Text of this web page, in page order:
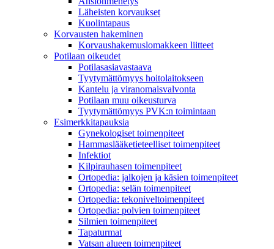
Läheisten korvaukset
Kuolintapaus
Korvausten hakeminen
Korvaushakemuslomakkeen liitteet
Potilaan oikeudet
Potilasasiavastaava
Tyytymättömyys hoitolaitokseen
Kantelu ja viranomaisvalvonta
Potilaan muu oikeusturva
Tyytymättömyys PVK:n toimintaan
Esimerkkitapauksia
Gynekologiset toimenpiteet
Hammaslääketieteelliset toimenpiteet
Infektiot
Kilpirauhasen toimenpiteet
Ortopedia: jalkojen ja käsien toimenpiteet
Ortopedia: selän toimenpiteet
Ortopedia: tekoniveltoimenpiteet
Ortopedia: polvien toimenpiteet
Silmien toimenpiteet
Tapaturmat
Vatsan alueen toimenpiteet